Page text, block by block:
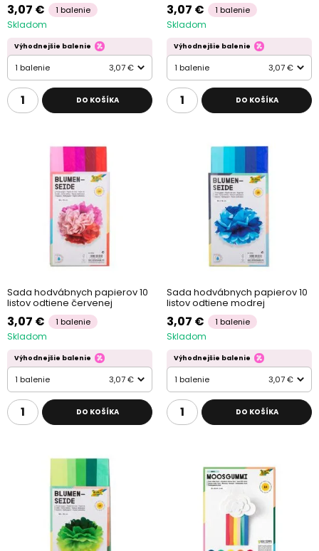
3,07 € 1 balenie
Skladom
Výhodnejšie balenie
1 balenie 3,07 €
DO KOŠÍKA
3,07 € 1 balenie
Skladom
Výhodnejšie balenie
1 balenie 3,07 €
DO KOŠÍKA
Sada hodvábnych papierov 10
listov odtiene červenej
3,07 € 1 balenie
Skladom
Výhodnejšie balenie
1 balenie 3,07 €
DO KOŠÍKA
Sada hodvábnych papierov 10
listov odtiene modrej
3,07 € 1 balenie
Skladom
Výhodnejšie balenie
1 balenie 3,07 €
DO KOŠÍKA